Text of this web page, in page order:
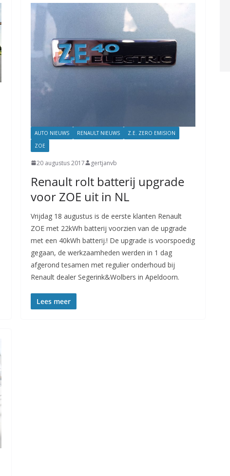
AUTO NIEUWS RENAULT NIEUWS
Z.E. ZERO EMISION
ZOE
20 augustus 2017 gertjanvb
Renault rolt batterij upgrade
voor ZOE uit in NL
Vrijdag 18 augustus is de eerste klanten Renault
ZOE met 22kWh batterij voorzien van de upgrade
met een 40kWh batterij.! De upgrade is voorspoedig
gegaan, de werkzaamheden werden in 1 dag
afgerond tesamen met regulier onderhoud bij
Renault dealer Segerink&Wolbers in Apeldoorn.
Lees meer